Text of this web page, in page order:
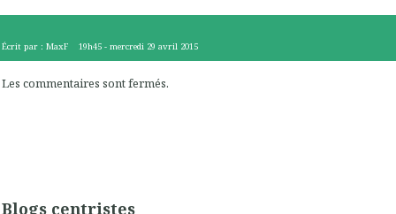
Blogs centristes
Écrit par : MaxF 19h45 -mercredi 29 avril 2015
Les commentaires sont fermés.